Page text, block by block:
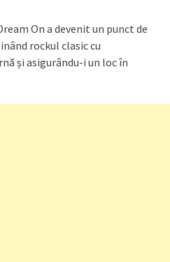
On a devenit un punct de
rockul clasic cu
și asigurându-i un loc în